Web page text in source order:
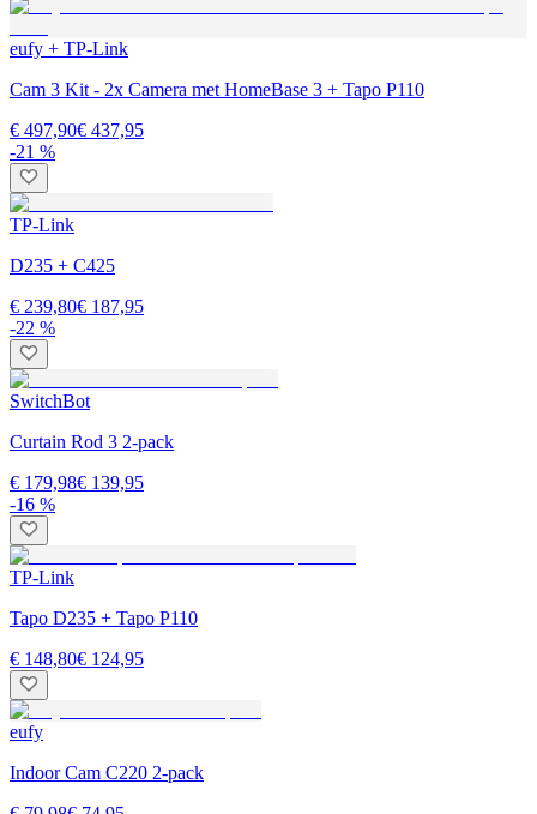
eufy + TP-Link
Cam 3 Kit - 2x Camera met HomeBase 3 + Tapo P110
€ 497,90€ 437,95
-21 %
TP-Link
D235 + C425
€ 239,80€ 187,95
-22 %
SwitchBot
Curtain Rod 3 2-pack
€ 179,98€ 139,95
-16 %
TP-Link
Tapo D235 + Tapo P110
€ 148,80€ 124,95
eufy
Indoor Cam C220 2-pack